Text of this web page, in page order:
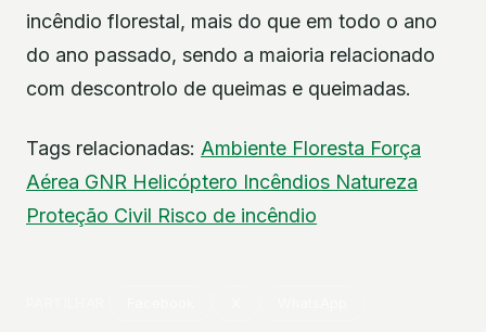
incêndio florestal, mais do que em todo o ano
do ano passado, sendo a maioria relacionado
com descontrolo de queimas e queimadas.
Tags relacionadas: Ambiente Floresta Força
Aérea GNR Helicóptero Incêndios Natureza
Proteção Civil Risco de incêndio